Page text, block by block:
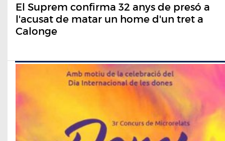
El Suprem confirma 32 anys de presó a
l'acusat de matar un home d'un tret a
Calonge